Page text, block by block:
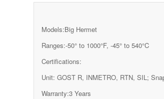
Models:Big Hermet
Ranges:-50° to 1000°F, -45° to 540°C
Certifications:
Unit: GOST R, INMETRO, RTN, SIL;
Warranty:3 Years